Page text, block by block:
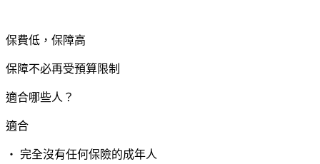
保費低，保障高
保障不必再受預算限制
適合哪些人？
適合
・ 完全沒有任何保險的成年人